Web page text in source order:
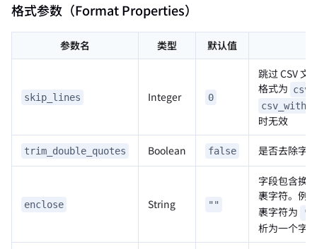
格式参数（Format Properties）
参数名 类型 默认值
skip_lines Integer 0
跳过 CSV 文
格式为
时无效
trim_double_quotes Boolean false 是否去除字
enclose String ""
字段包含换
裹字符。例
裹字符为
'
析为一个字段